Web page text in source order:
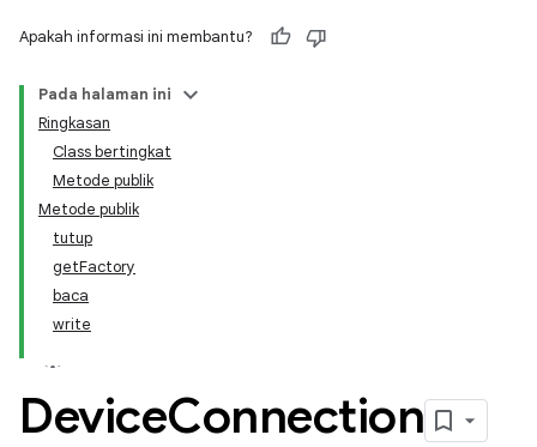
Apakah informasi ini membantu?
Pada halaman ini
Ringkasan
Class bertingkat
Metode publik
Metode publik
tutup
getFactory
baca
write
DeviceConnection